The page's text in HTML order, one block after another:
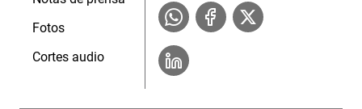
Fotos
Cortes audio